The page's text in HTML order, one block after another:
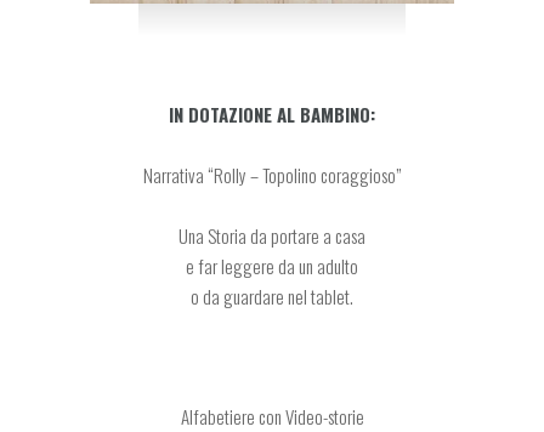
IN DOTAZIONE AL BAMBINO:
Narrativa “Rolly – Topolino coraggioso”
Una Storia da portare a casa
e far leggere da un adulto
o da guardare nel tablet.
Alfabetiere con Video-storie